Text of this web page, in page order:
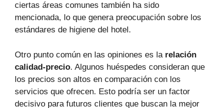
ciertas áreas comunes también ha sido
mencionada, lo que genera preocupación sobre los
estándares de higiene del hotel.
Otro punto común en las opiniones es la relación
calidad-precio. Algunos huéspedes consideran que
los precios son altos en comparación con los
servicios que ofrecen. Esto podría ser un factor
decisivo para futuros clientes que buscan la mejor